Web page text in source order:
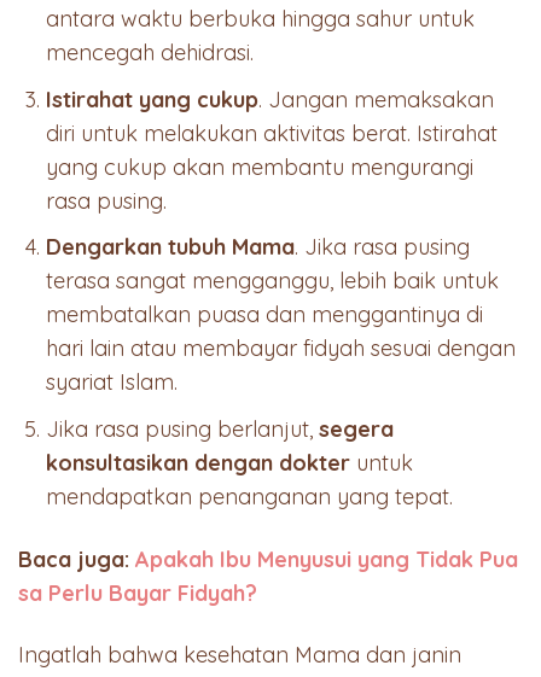
antara waktu berbuka hingga sahur untuk
mencegah dehidrasi.
Istirahat yang cukup. Jangan memaksakan
diri untuk melakukan aktivitas berat. Istirahat
yang cukup akan membantu mengurangi
rasa pusing.
Dengarkan tubuh Mama. Jika rasa pusing
terasa sangat mengganggu, lebih baik untuk
membatalkan puasa dan menggantinya di
hari lain atau membayar fidyah sesuai dengan
syariat Islam.
Jika rasa pusing berlanjut,segera
konsultasikan dengan dokter untuk
mendapatkan penanganan yang tepat.
Baca juga: Apakah Ibu Menyusui yang Tidak Pua
sa Perlu Bayar Fidyah?
Ingatlah bahwa kesehatan Mama dan janin